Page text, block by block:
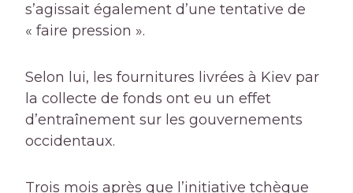
s’agissait également d’une tentative de
« faire pression ».
Selon lui, les fournitures livrées à Kiev par
la collecte de fonds ont eu un effet
d’entraînement sur les gouvernements
occidentaux.
Trois mois après que l’initiative tchèque